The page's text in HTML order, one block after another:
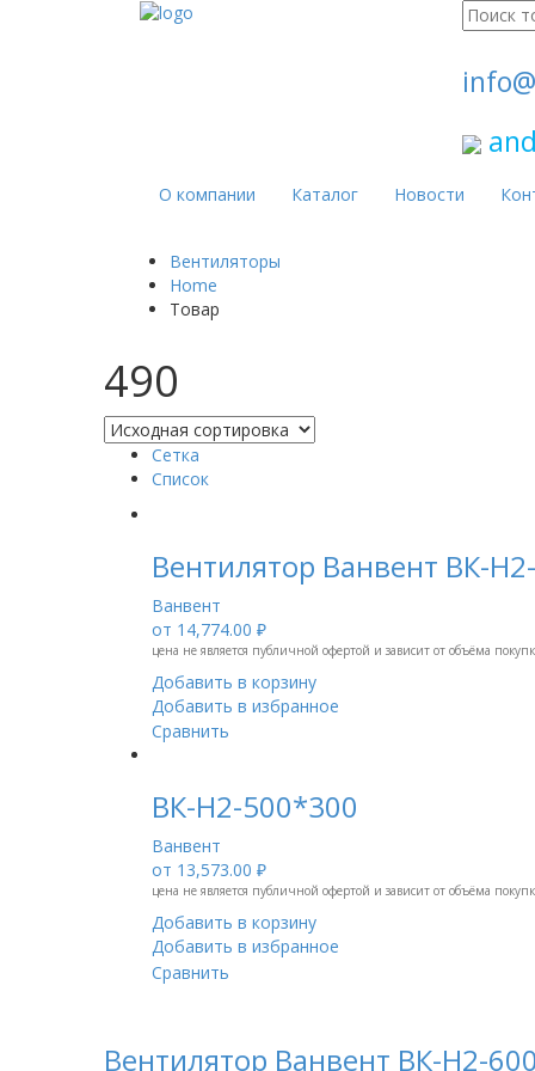
Поиск
для:
О компании Каталог Новости
Вентиляторы
Home
Товар
490
Сетка
Список
Вентилятор Ванвент ВК-
Ванвент
от 14,774.00 ₽
цена не является публичной офертой и зависит от объёма
Добавить в корзину
Добавить в избранное
Сравнить
ВК-Н2-500*300
Ванвент
от 13,573.00 ₽
цена не является публичной офертой и зависит от объёма
Добавить в корзину
Добавить в избранное
Сравнить
Вентилятор Ванвент ВК-Н2-